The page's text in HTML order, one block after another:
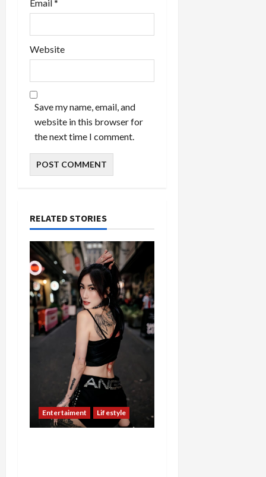
Email*
Website
Save my name, email, and
website in this browser for
the next time I comment.
RELATED STORIES
Entertaiment Lifestyle